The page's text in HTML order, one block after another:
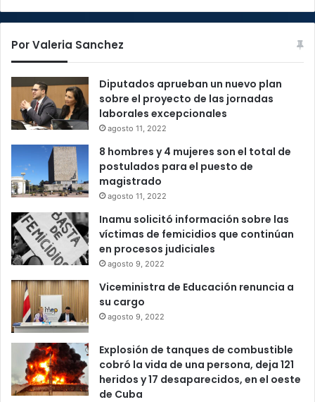
Por Valeria Sanchez
Diputados aprueban un nuevo plan
sobre el proyecto de las jornadas
laborales excepcionales
agosto 11, 2022
8 hombres y 4 mujeres son el total de
postulados para el puesto de
magistrado
agosto 11, 2022
Inamu solicitó información sobre las
víctimas de femicidios que continúan
en procesos judiciales
agosto 9, 2022
Viceministra de Educación renuncia a
su cargo
agosto 9, 2022
Explosión de tanques de combustible
cobró la vida de una persona, deja 121
heridos y 17 desaparecidos, en el oeste
de Cuba